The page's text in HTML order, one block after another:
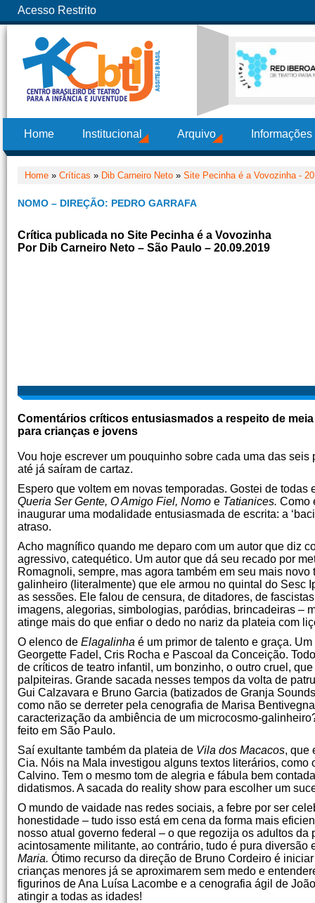
Acesso Restrito
Home Institucional Arquivo
Home » Críticas » Dib Carneiro Neto » Site Pecinha é a Vovozinha -
NOMO – DIREÇÃO: PEDRO GARRAFA
Crítica publicada no Site Pecinha é a Vovozinha
Por Dib Carneiro Neto – São Paulo – 20.09.2019
Comentários críticos entusiasmados a respeito de
para crianças e jovens
Vou hoje escrever um pouquinho sobre cada uma das
até já saíram de cartaz.
Espero que voltem em novas temporadas. Gostei de todas
Queria Ser Gente, O Amigo Fiel, Nomo e Tatianices. Como
inaugurar uma modalidade entusiasmada de escrita: a
atraso.
Acho magnífico quando me deparo com um autor que diz
agressivo, catequético. Um autor que dá seu recado por
Romagnoli, sempre, mas agora também em seu mais novo
galinheiro (literalmente) que ele armou no quintal do Sesc
as sessões. Ele falou de censura, de ditadores, de
imagens, alegorias, simbologias, paródias, brincadeiras –
atinge mais do que enfiar o dedo no nariz da plateia com
O elenco de Elagalinha é um primor de talento e graça.
Georgette Fadel, Cris Rocha e Pascoal da Conceição.
de críticos de teatro infantil, um bonzinho, o outro cruel,
palpiteiras. Grande sacada nesses tempos da volta de
Gui Calzavara e Bruno Garcia (batizados de Granja
como não se derreter pela cenografia de Marisa
caracterização da ambiência de um microcosmo-
feito em São Paulo.
Saí exultante também da plateia de Vila dos Macacos, que
Cia. Nóis na Mala investigou alguns textos literários, como
Calvino. Tem o mesmo tom de alegria e fábula bem
didatismos. A sacada do reality show para escolher um
O mundo de vaidade nas redes sociais, a febre por ser
honestidade – tudo isso está em cena da forma mais
nosso atual governo federal – o que regozija os adultos
acintosamente militante, ao contrário, tudo é pura
Maria. Ótimo recurso da direção de Bruno Cordeiro é
crianças menores já se aproximarem sem medo e
figurinos de Ana Luísa Lacombe e a cenografia ágil de
atingir a todas as idades!